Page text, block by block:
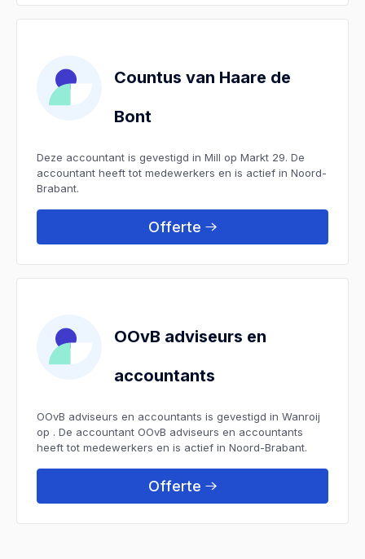
Countus van Haare de
Bont
Deze accountant is gevestigd in Mill op Markt 29. De
accountant heeft tot medewerkers en is actief in Noord-
Brabant.
Offerte
OOvB adviseurs en
accountants
OOvB adviseurs en accountants is gevestigd in Wanroij
op . De accountant OOvB adviseurs en accountants
heeft tot medewerkers en is actief in Noord-Brabant.
Offerte